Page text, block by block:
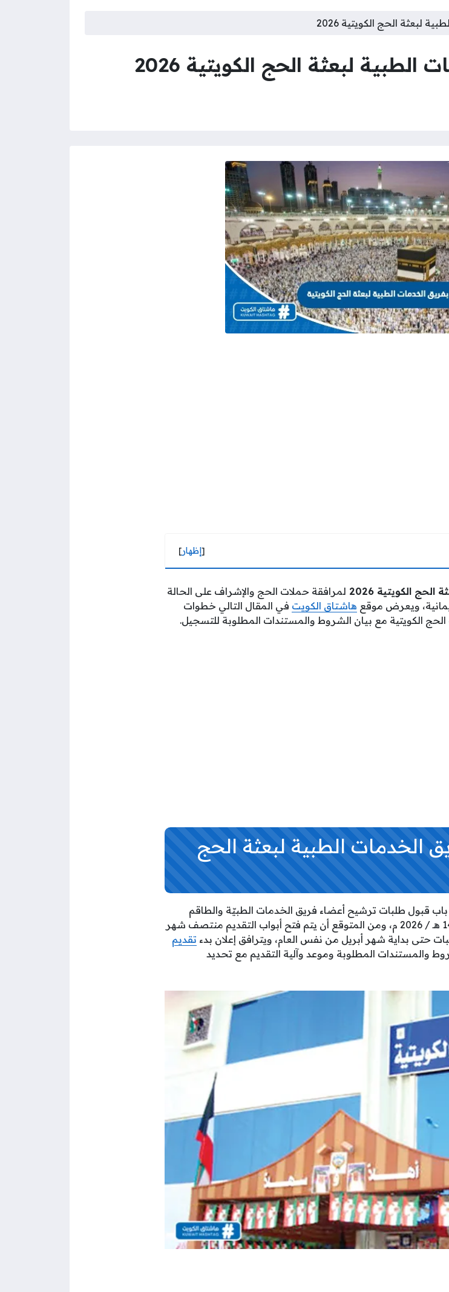
لبعثة الحج الكويتية 2026
لبعثة الحج الكويتية 2026
[إظهار]
الكويتية 2026
لمرافقة حملات الحج والإشراف على الحالة
ويعرض موقع هاشتاق الكويت في المقال التالي خطوات
الكويتية مع بيان الشروط والمستندات المطلوبة للتسجيل.
الخدمات الطبية لبعثة الحج
قبول طلبات ترشيح أعضاء فريق الخدمات الطبيّة والطاقم
الطبي المرافق لبعثة الحج الكويتية للموسم 1447 هـ / 2026 م، ومن المتوقع أن يتم فتح أبواب التقديم منتصف شهر
تقديم
والمستندات المطلوبة وموعد وآلية التقديم مع تحديد